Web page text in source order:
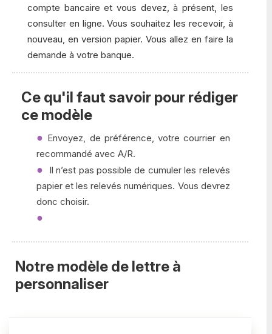
compte bancaire et vous devez, à présent, les
consulter en ligne. Vous souhaitez les recevoir, à
nouveau, en version papier. Vous allez en faire la
demande à votre banque.
Ce qu'il faut savoir pour rédiger
ce modèle
Envoyez, de préférence, votre courrier en
recommandé avec A/R.
Il n’est pas possible de cumuler les relevés
papier et les relevés numériques. Vous devrez
donc choisir.
Notre modèle de lettre à
personnaliser